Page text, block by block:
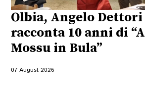
Olbia, Angelo Dettori
racconta 10 anni di “A
Mossu in Bula”
07 August 2026